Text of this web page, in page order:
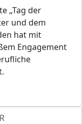
„Tag der
und dem
hat mit
Engagement